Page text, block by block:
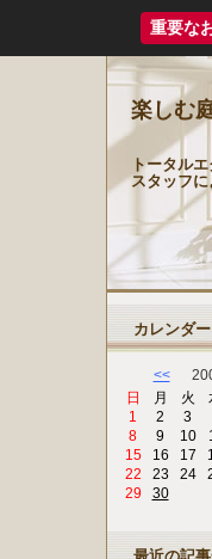
重要な
楽しむ
トータル
スタッフ
カレンダー
<<
日
月 火
1
2 3
8
9 10
15
16 17
22
23 24
29
30